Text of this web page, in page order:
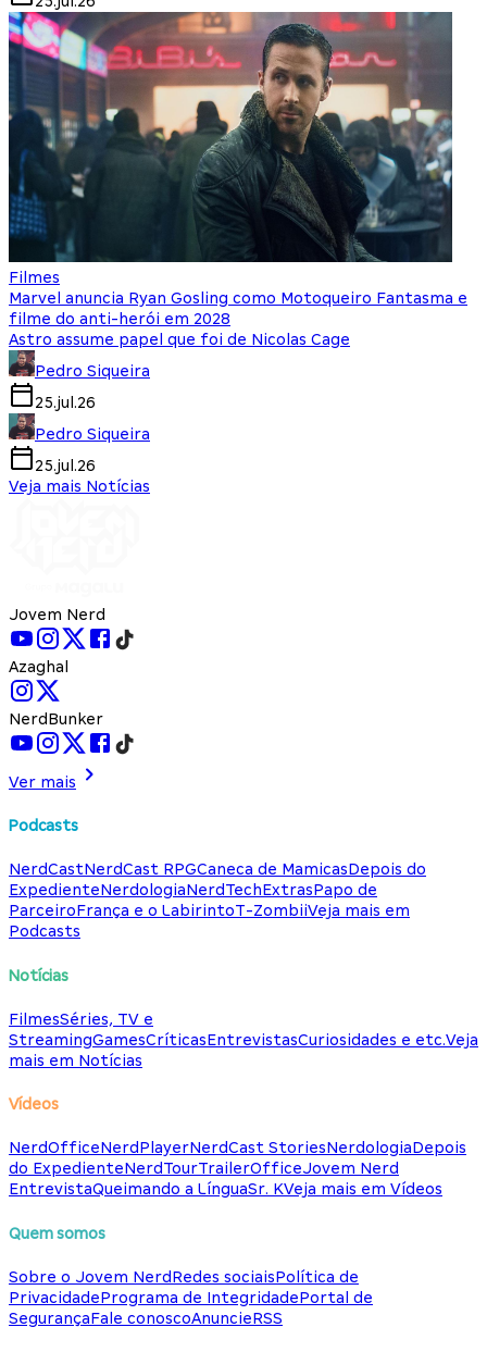
Filmes
Marvel anuncia Ryan Gosling como Motoqueiro Fantasma e
filme do anti-herói em 2028
Astro assume papel que foi de Nicolas Cage
Pedro Siqueira
25.jul.26
Pedro Siqueira
25.jul.26
Veja mais Notícias
Jovem Nerd
Azaghal
NerdBunker
Ver mais
Podcasts
NerdCastNerdCast RPGCaneca de MamicasDepois do
ExpedienteNerdologiaNerdTechExtrasPapo de
ParceiroFrança e o LabirintoT-ZombiiVeja mais em
Podcasts
Notícias
FilmesSéries, TV e
StreamingGamesCríticasEntrevistasCuriosidades e etc.Veja
mais em Notícias
Vídeos
NerdOfficeNerdPlayerNerdCast StoriesNerdologiaDepois
do ExpedienteNerdTourTrailerOfficeJovem Nerd
EntrevistaQueimando a LínguaSr. KVeja mais em Vídeos
Quem somos
Sobre o Jovem NerdRedes sociaisPolítica de
PrivacidadePrograma de IntegridadePortal de
SegurançaFale conoscoAnuncieRSS